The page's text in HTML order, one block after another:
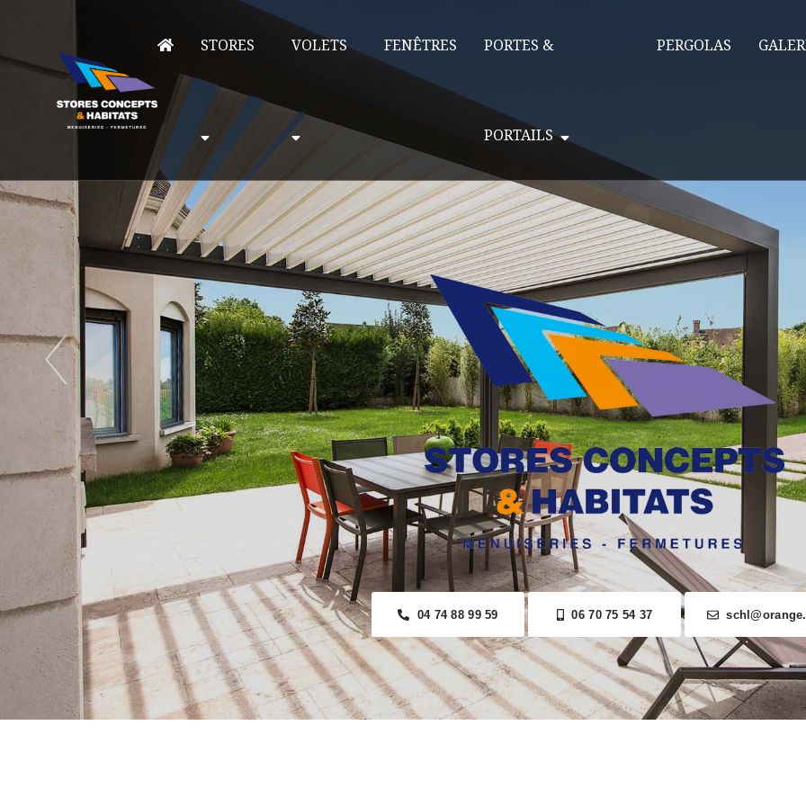
STORES VOLETS FENÊTRES PORTES &
PORTAILS
PERGOLAS
04 74 88 99 59 06 70 75 54 37